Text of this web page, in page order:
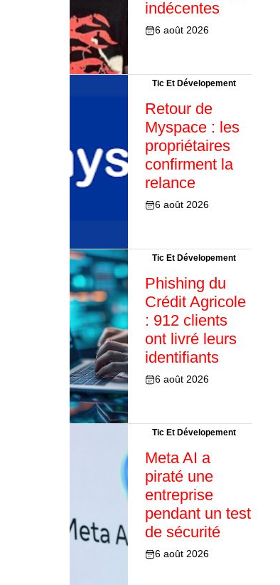
indécentes
6 août 2026
Tic Et Dévelopement
Retour de
Myspace : les
propriétaires
confirment la
relance
6 août 2026
Tic Et Dévelopement
Phishing du
Crédit Agricole
: 912 clients
ont livré leurs
identifiants
6 août 2026
Tic Et Dévelopement
Meta AI a
piraté une
entreprise
pendant un test
de sécurité
6 août 2026